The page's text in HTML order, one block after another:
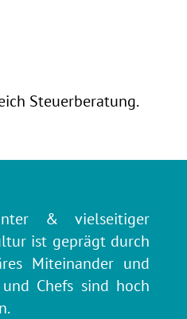
Steuerberatung.
& vielseitiger
ist geprägt durch
Miteinander und
Chefs sind hoch